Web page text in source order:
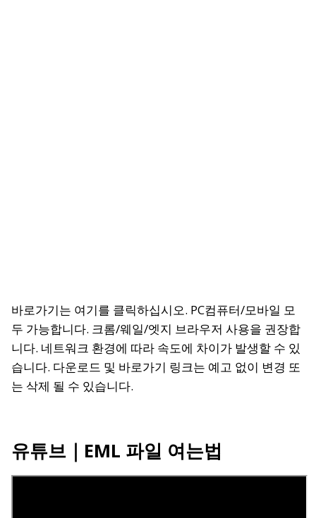
바로가기는 여기를 클릭하십시오. PC컴퓨터/모바일 모
두 가능합니다. 크롬/웨일/엣지 브라우저 사용을 권장합
니다. 네트워크 환경에 따라 속도에 차이가 발생할 수 있
습니다. 다운로드 및 바로가기 링크는 예고 없이 변경 또
는 삭제 될 수 있습니다.
유튜브 ｜EML 파일 여는법